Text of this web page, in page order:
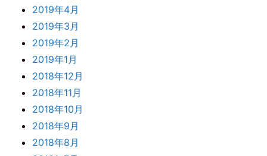
2019年4月
2019年3月
2019年2月
2019年1月
2018年12月
2018年11月
2018年10月
2018年9月
2018年8月